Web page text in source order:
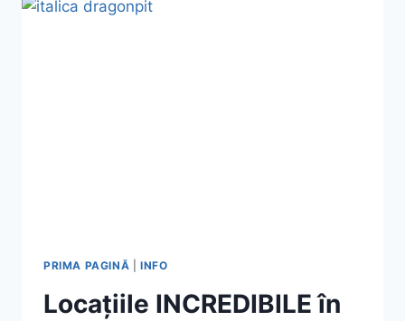
ÎN
PRIMA PAGINĂ INFO
Locațiile INCREDIBILE în